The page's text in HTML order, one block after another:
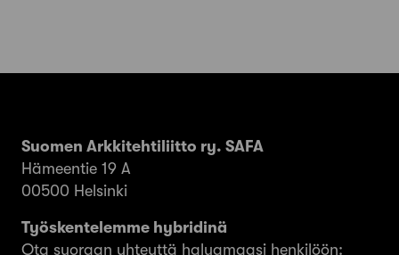
Suomen Arkkitehtiliitto ry. SAFA
Hämeentie 19 A
00500 Helsinki
Työskentelemme hybridinä
Ota suoraan yhteyttä haluamaasi henkilöön: